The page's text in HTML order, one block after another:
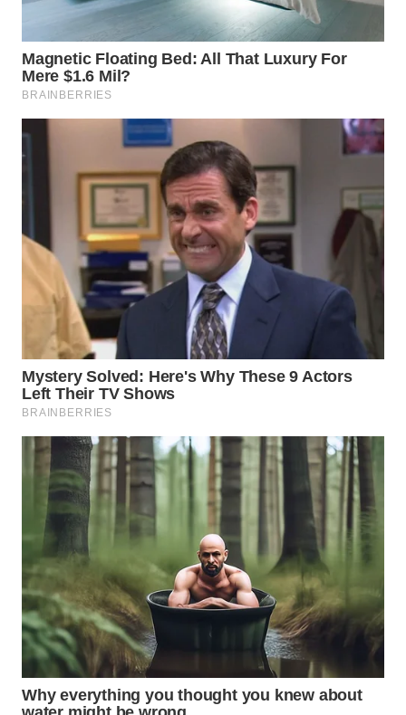
PRIANGAN
TIMUR
WN
WN
BOROBUDUR
WN
MADURA
WN
SURABAYA
WN
NATUNA
BINTAN
WN
MANDALIKA
WN
LIKUPANG